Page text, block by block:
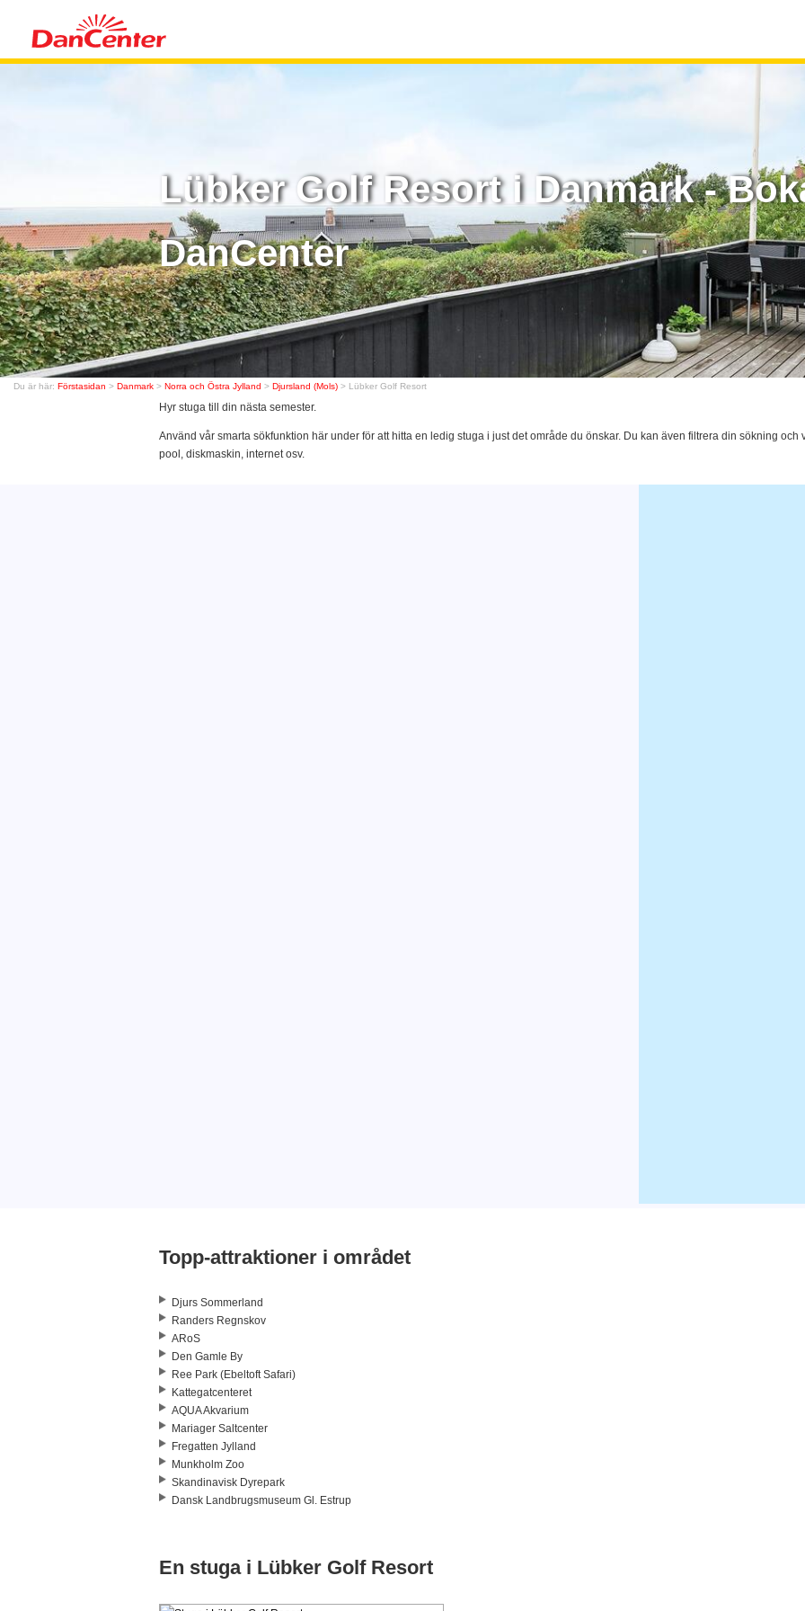
Lübker Golf Resort i Danmark -
DanCenter
Du är här: Förstasidan > Danmark > Norra och Östra Jylland > Djursland (Mols) > Lübker Golf Resort
Hyr stuga till din nästa semester.
Använd vår smarta sökfunktion här under för att hitta en ledig stuga i just det område du önskar. Du kan även filtrera din sökning
pool, diskmaskin, internet osv.
Topp-attraktioner i området
Djurs Sommerland
Randers Regnskov
ARoS
Den Gamle By
Ree Park (Ebeltoft Safari)
Kattegatcenteret
AQUA Akvarium
Mariager Saltcenter
Fregatten Jylland
Munkholm Zoo
Skandinavisk Dyrepark
Dansk Landbrugsmuseum Gl. Estrup
En stuga i Lübker Golf Resort